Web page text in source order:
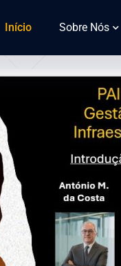
Início Sobre Nós